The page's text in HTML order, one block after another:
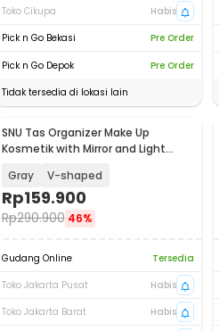
Toko Cikupa
Habis
Pick n Go Bekasi
Pre Order
Pick n Go Depok
Pre Order
Tidak tersedia di lokasi lain
SNU Tas Organizer Make Up
Kosmetik with Mirror and Light
Gray V-shaped
Rp159.900
Rp290.900 46%
Gudang Online
Tersedia
Toko Jakarta Pusat
Habis
Toko Jakarta Barat
Habis